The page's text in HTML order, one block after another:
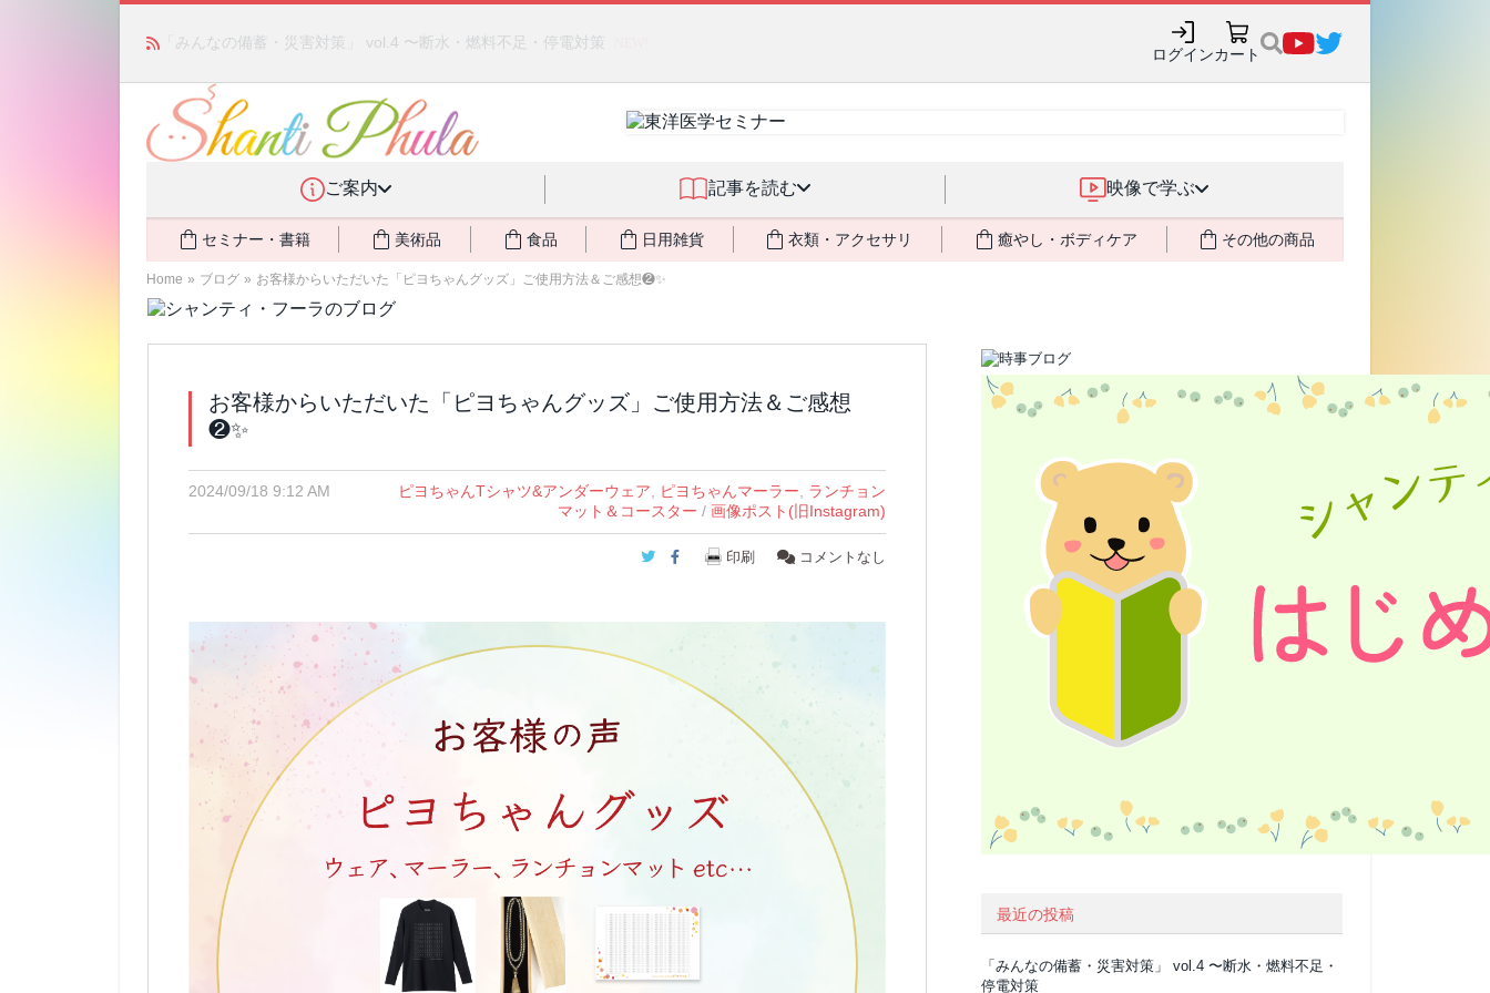
あの人気商品が復活！ アモアプリーズ社の「アクアサーキュレーション」（旧称：馬ジェル）を発売しました🎉 ＆ 発売記念で8月末までポイ
ント還元中
NEW! ログインカート
ご案内 記事を読む 映像で学ぶ
セミナー・書籍 美術品 食品 日用雑貨 衣類・アクセサリ 癒やし・ボディケア その他の商品
Home » ブログ » お客様からいただいた「ピヨちゃんグッズ」ご使用方法＆ご感想❷✨
お客様からいただいた「ピヨちゃんグッズ」ご使用方法＆ご感想
❷✨
2024/09/18 9:12 AM ピヨちゃんTシャツ&アンダーウェア ピヨちゃんマーラー
ランチョン
マット＆コースター / 画像ポスト(旧Instagram)
Twitter
Facebook
印刷 コメントなし
最近の投稿
「みんなの備蓄・災害対策」 vol.4 〜断水・燃料不足・
停電対策